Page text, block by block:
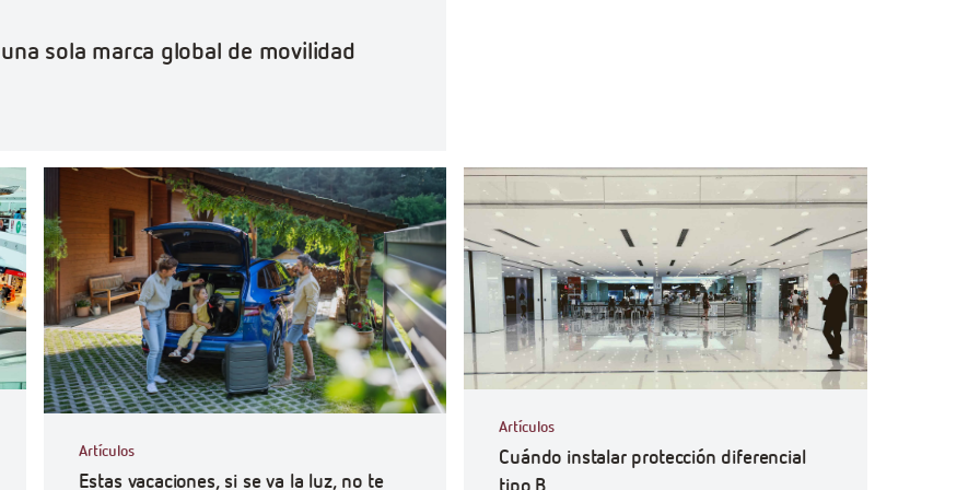
sola marca global de movilidad
Artículos
Estas vacaciones, si se va la luz, no te
Artículos
Cuándo instalar protección diferencial